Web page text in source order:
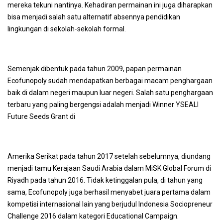
mereka tekuni nantinya. Kehadiran permainan ini juga diharapkan
bisa menjadi salah satu alternatif absennya pendidikan
lingkungan di sekolah-sekolah formal.
Semenjak dibentuk pada tahun 2009, papan permainan
Ecofunopoly sudah mendapatkan berbagai macam penghargaan
baik di dalam negeri maupun luar negeri. Salah satu penghargaan
terbaru yang paling bergengsi adalah menjadi Winner YSEALI
Future Seeds Grantdi
Amerika Serikat pada tahun 2017 setelah sebelumnya, diundang
menjadi tamu Kerajaan Saudi Arabia dalam MiSK Global Forum di
Riyadh pada tahun 2016. Tidak ketinggalan pula, di tahun yang
sama, Ecofunopoly juga berhasil menyabet juara pertama dalam
kompetisi internasional lain yang berjudul
Indonesia Sociopreneur
Challenge 2016 dalam kategori Educational Campaign